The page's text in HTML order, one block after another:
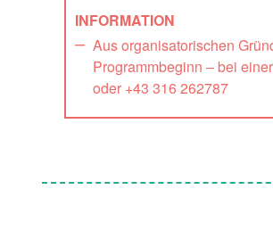
INFORMATION
Aus organisatorischen
Programmbeginn – bei
oder +43 316 262787